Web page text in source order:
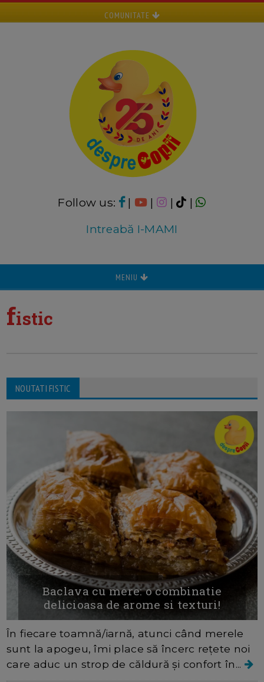
COMUNITATE
Follow us: | | |
|
Intreabă I-MAMI
MENIU
fistic
NOUTATI FISTIC
Baclava cu mere: o combinatie
delicioasa de arome si texturi!
În fiecare toamnă/iarnă, atunci când merele
sunt la apogeu, îmi place să încerc rețete noi
care aduc un strop de căldură și confort în...